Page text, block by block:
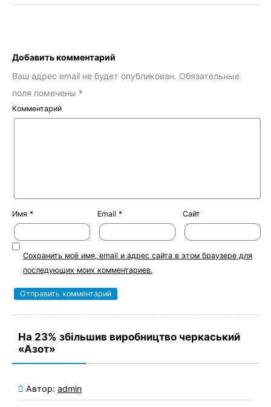
Добавить комментарий
Ваш адрес email не будет опубликован. Обязательные
поля помечены *
Комментарий
Имя * Email * Сайт
Сохранить моё имя, email и адрес сайта в этом браузере для
последующих моих комментариев.
На 23% збільшив виробництво черкаський
«Азот»
Автор: admin